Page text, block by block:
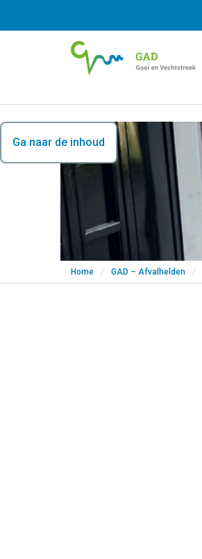
Ga naar de inhoud
Home / GAD – Afvalhelden /